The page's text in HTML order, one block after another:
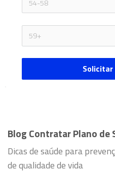
Blog Contratar Plano de
Dicas de saúde para
de qualidade de vida